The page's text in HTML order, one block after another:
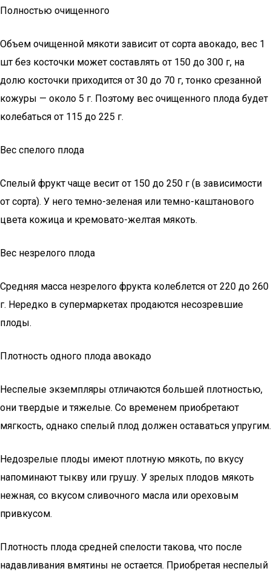
Полностью очищенного
Объем очищенной мякоти зависит от сорта авокадо, вес 1
шт без косточки может составлять от 150 до 300 г, на
долю косточки приходится от 30 до 70 г, тонко срезанной
кожуры — около 5 г. Поэтому вес очищенного плода будет
колебаться от 115 до 225 г.
Вес спелого плода
Спелый фрукт чаще весит от 150 до 250 г (в зависимости
от сорта). У него темно-зеленая или темно-каштанового
цвета кожица и кремовато-желтая мякоть.
Вес незрелого плода
Средняя масса незрелого фрукта колеблется от 220 до 260
г. Нередко в супермаркетах продаются несозревшие
плоды.
Плотность одного плода авокадо
Неспелые экземпляры отличаются большей плотностью,
они твердые и тяжелые. Со временем приобретают
мягкость, однако спелый плод должен оставаться упругим.
Недозрелые плоды имеют плотную мякоть, по вкусу
напоминают тыкву или грушу. У зрелых плодов мякоть
нежная, со вкусом сливочного масла или ореховым
привкусом.
Плотность плода средней спелости такова, что после
надавливания вмятины не остается. Приобретая неспелый